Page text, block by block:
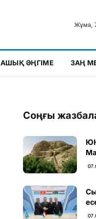
Жұма,
АШЫҚ ӘҢГІМЕ ЗАҢ
Соңғы